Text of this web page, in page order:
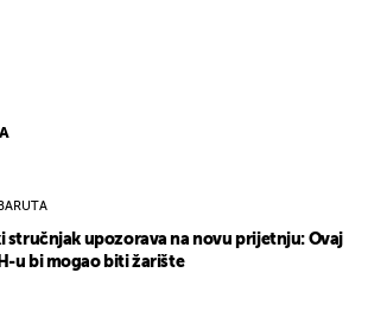
stručnjak upozorava na novu prijetnju: Ovaj
u bi mogao biti žarište